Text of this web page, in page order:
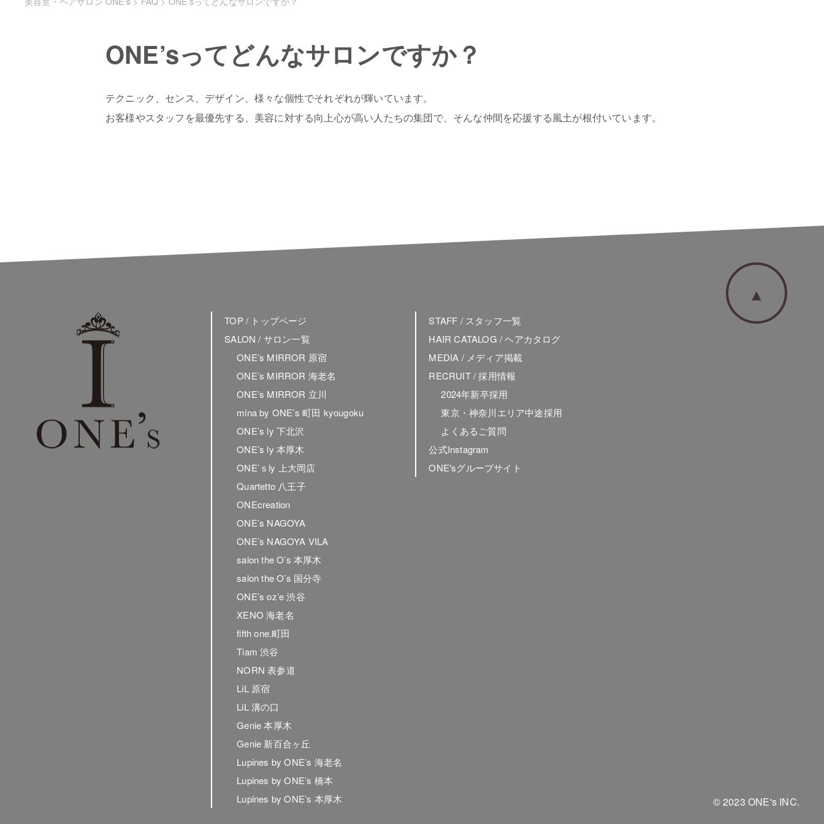
ONE’sってどんなサロンですか？
テクニック、センス、デザイン、様々な個性でそれぞれが輝いています。
お客様やスタッフを最優先する、美容に対する向上心が高い人たちの集団で、そんな仲間を応援する風土が根付いています。
▲
TOP / トップページ
SALON / サロン一覧
ONE’s MIRROR 原宿
ONE’s MIRROR 海老名
ONE’s MIRROR 立川
mina by ONE’s 町田 kyougoku
ONE’s ly 下北沢
ONE’s ly 本厚木
ONE’ｓly 上大岡店
Quartetto 八王子
ONEcreation
ONE’s NAGOYA
ONE’s NAGOYA VILA
salon the O’s 本厚木
salon the O’s 国分寺
ONE’s oz’e 渋谷
XENO 海老名
fifth one.町田
Tiam 渋谷
NORN 表参道
LiL 原宿
LiL 溝の口
Genie 本厚木
Genie 新百合ヶ丘
Lupines by ONE’s 海老名
Lupines by ONE’s 橋本
Lupines by ONE’s 本厚木
STAFF / スタッフ一覧
HAIR CATALOG / ヘアカタログ
MEDIA / メディア掲載
RECRUIT / 採用情報
2024年新卒採用
東京・神奈川エリア中途採用
よくあるご質問
公式Instagram
ONE'sグループサイト
© 2023 ONE's INC.